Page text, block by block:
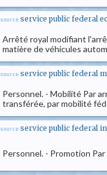
source service public federal
Arrêté royal modifiant
matière de véhicules
source service public federal
Personnel. - Mobilité Par
transférée, par mobilité
source service public federal
Personnel. - Promotion